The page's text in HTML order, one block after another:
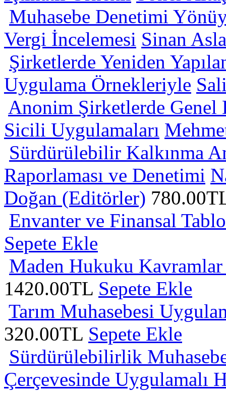
Muhasebe Denetimi
Vergi İncelemesi Sinan
Şirketlerde Yeniden
Uygulama Örnekleriyle
Anonim Şirketlerde Genel
Sicili Uygulamaları
Sürdürülebilir Kalkınma
Raporlaması ve Denetimi
Doğan (Editörler)
Envanter ve Finansal
Sepete Ekle
Maden Hukuku
1420.00TL Sepete Ekle
Tarım Muhasebesi
320.00TL Sepete Ekle
Sürdürülebilirlik
Çerçevesinde Uygulamalı